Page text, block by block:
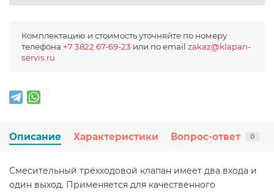
Комплектацию и стоимость уточняйте по номеру
телефона +7 3822 67-69-23 или по email zakaz@klapan-
servis.ru
Описание Характеристики Вопрос-ответ 0
Смесительный трёхходовой клапан имеет два входа и
один выход. Применяется для качественного